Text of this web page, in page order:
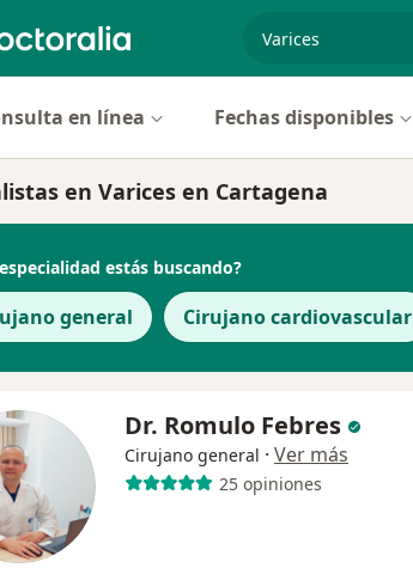
en línea Fechas disponibles
en Varices en Cartagena
estás buscando?
general Cirujano cardiovascular
Dr. Romulo Febres
Cirujano general · Ver más
25 opiniones